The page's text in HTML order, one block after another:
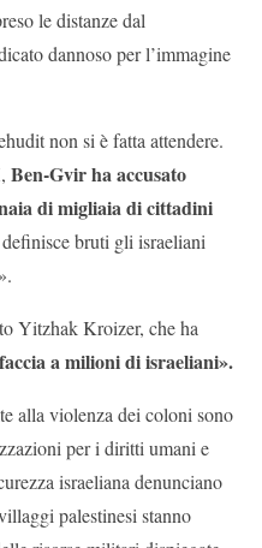
le distanze dal
dannoso per l’immagine
non si è fatta attendere.
Ben-Gvir ha accusato
di migliaia di cittadini
bruti gli israeliani
Yitzhak Kroizer, che ha
a milioni di israeliani».
alla violenza dei coloni sono
per i diritti umani e
israeliana denunciano
palestinesi stanno